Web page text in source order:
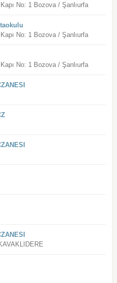
No: 1 Bozova / Şanlıurfa
No: 1 Bozova / Şanlıurfa
No: 1 Bozova / Şanlıurfa